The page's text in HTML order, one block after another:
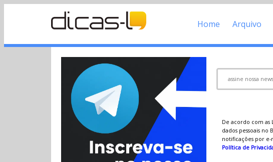
Home Arquivo
De acordo com as
dados pessoais
notificações por
Política de